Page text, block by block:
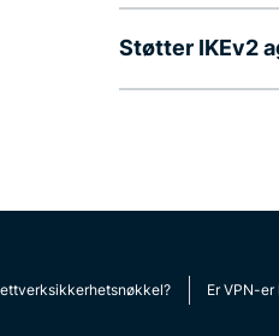
Støtter IKEv2
Er VPN-